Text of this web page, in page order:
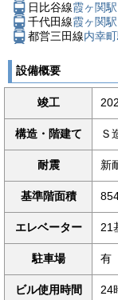
日比谷線霞ヶ関駅
千代田線霞ヶ関駅
都営三田線内幸
設備概要
竣工
構造・階建て Ｓ
耐震 新
基準階面積
エレベーター 21
駐車場 有
ビル使用時間 24